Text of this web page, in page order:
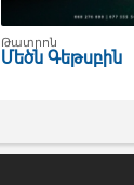
Թատրոն
Մեծն Գեթսբին